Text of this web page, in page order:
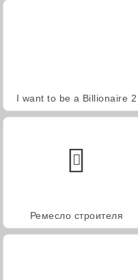
I want to be a Billionaire 2
Ремесло строителя